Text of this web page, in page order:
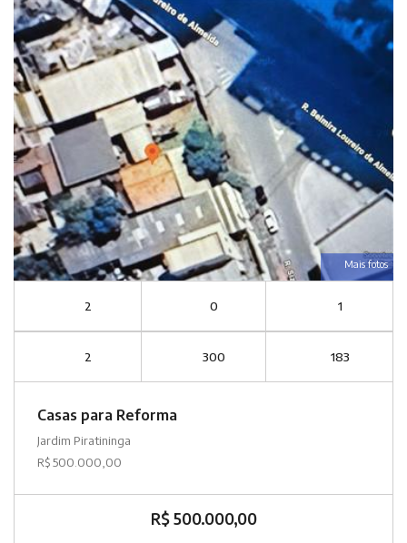
Mais fotos
2 0 1
2 300 183
Casas para Reforma
Jardim Piratininga
R$ 500.000,00
R$ 500.000,00